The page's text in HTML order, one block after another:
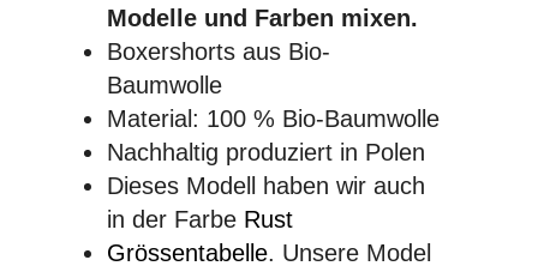
Modelle und Farben mixen.
Boxershorts aus Bio-
Baumwolle
Material: 100 % Bio-Baumwolle
Nachhaltig produziert in Polen
Dieses Modell haben wir auch
in der Farbe Rust
Grössentabelle. Unsere Model